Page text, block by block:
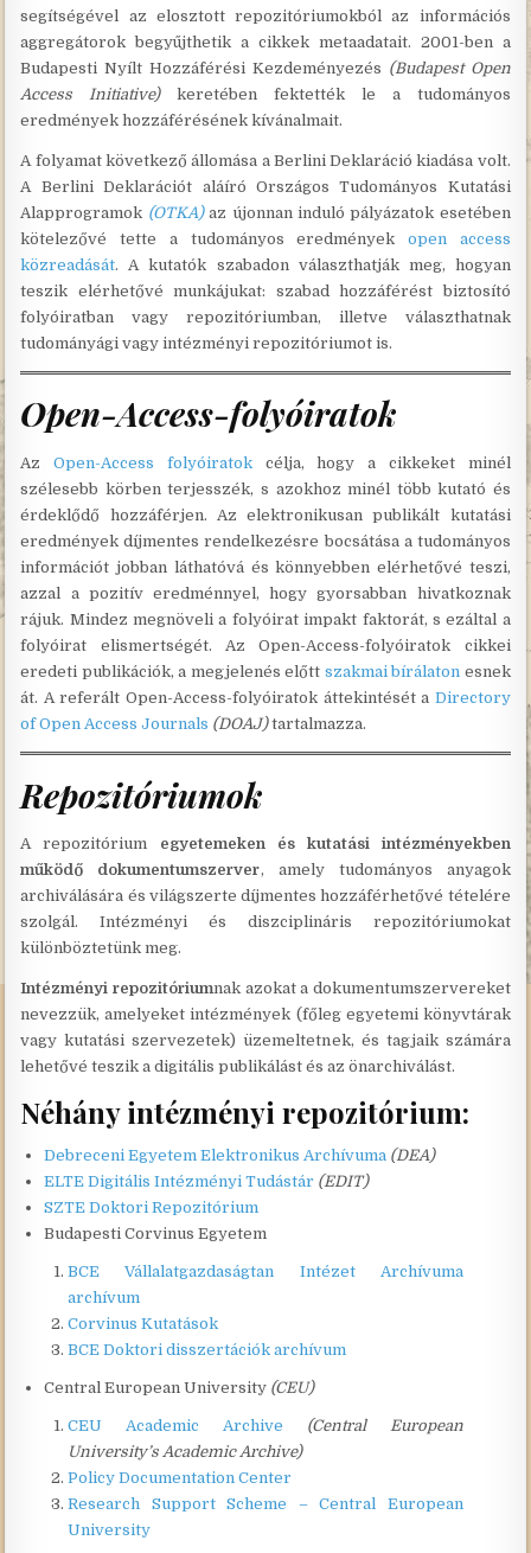
segítségével az elosztott repozitóriumokból az információs
aggregátorok begyűjthetik a cikkek metaadatait. 2001-ben a
Budapesti Nyílt Hozzáférési Kezdeményezés (Budapest Open
Access Initiative)keretében fektették le a tudományos
eredmények hozzáférésének kívánalmait.
A folyamat következő állomása a Berlini Deklaráció kiadása volt.
A Berlini Deklarációt aláíró Országos Tudományos Kutatási
Alapprogramok (OTKA)az újonnan induló pályázatok esetében
kötelezővé tette a tudományos eredmények open access
közreadását. A kutatók szabadon választhatják meg, hogyan
teszik elérhetővé munkájukat: szabad hozzáférést biztosító
folyóiratban vagy repozitóriumban, illetve választhatnak
tudományági vagy intézményi repozitóriumot is.
Open-Access-folyóiratok
AzOpen-Access folyóiratokcélja, hogy a cikkeket minél
szélesebb körben terjesszék, s azokhoz minél több kutató és
érdeklődő hozzáférjen. Az elektronikusan publikált kutatási
eredmények díjmentes rendelkezésre bocsátása a tudományos
információt jobban láthatóvá és könnyebben elérhetővé teszi,
azzal a pozitív eredménnyel, hogy gyorsabban hivatkoznak
rájuk. Mindez megnöveli a folyóirat impakt faktorát, s ezáltal a
folyóirat elismertségét. Az Open-Access-folyóiratok cikkei
eredeti publikációk, a megjelenés előtt szakmai bírálaton esnek
át. A referált Open-Access-folyóiratok áttekintését a Directory
of Open Access Journals (DOAJ)tartalmazza.
Repozitóriumok
A repozitórium egyetemeken és kutatási intézményekben
működő dokumentumszerver, amely tudományos anyagok
archiválására és világszerte díjmentes hozzáférhetővé tételére
szolgál. Intézményi és diszciplináris repozitóriumokat
különböztetünk meg.
Intézményi repozitóriumnak azokat a dokumentumszervereket
nevezzük, amelyeket intézmények (főleg egyetemi könyvtárak
vagy kutatási szervezetek) üzemeltetnek, és tagjaik számára
lehetővé teszik a digitális publikálást és az önarchiválást.
Néhány intézményi repozitórium:
Debreceni Egyetem Elektronikus Archívuma (DEA)
ELTE Digitális Intézményi Tudástár (EDIT)
SZTE Doktori Repozitórium
Budapesti Corvinus Egyetem
BCE Vállalatgazdaságtan Intézet Archívuma
archívum
Corvinus Kutatások
BCE Doktori disszertációk archívum
Central European University (CEU)
CEU Academic Archive
(Central European
University’s Academic Archive)
Policy Documentation Center
Research Support Scheme – Central European
University